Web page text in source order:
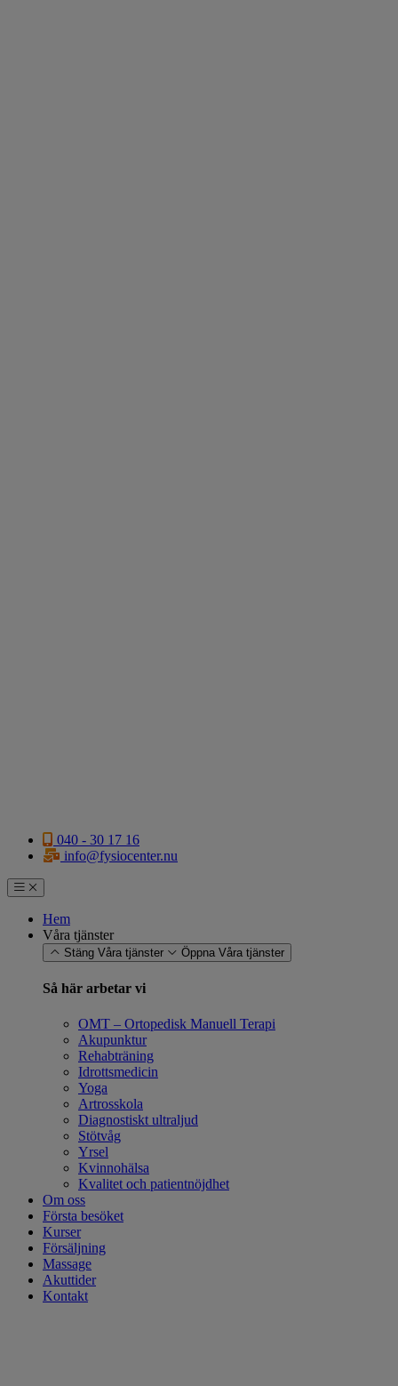
040 - 30 17 16
info@fysiocenter.nu
Hem
Våra tjänster
Stäng Våra tjänster Öppna Våra tjänster
Så här arbetar vi
OMT – Ortopedisk Manuell Terapi
Akupunktur
Rehabträning
Idrottsmedicin
Yoga
Artrosskola
Diagnostiskt ultraljud
Stötvåg
Yrsel
Kvinnohälsa
Kvalitet och patientnöjdhet
Om oss
Första besöket
Kurser
Försäljning
Massage
Akuttider
Kontakt